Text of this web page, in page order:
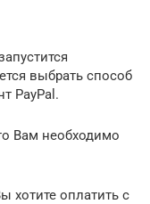
выбрать способ
PayPal.
Вам необходимо
хотите оплатить с